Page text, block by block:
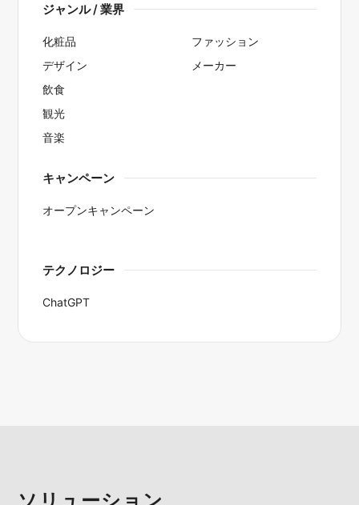
ジャンル / 業界
化粧品
デザイン
飲食
観光
音楽
ファッション
メーカー
キャンペーン
オープンキャンペーン
テクノロジー
ChatGPT